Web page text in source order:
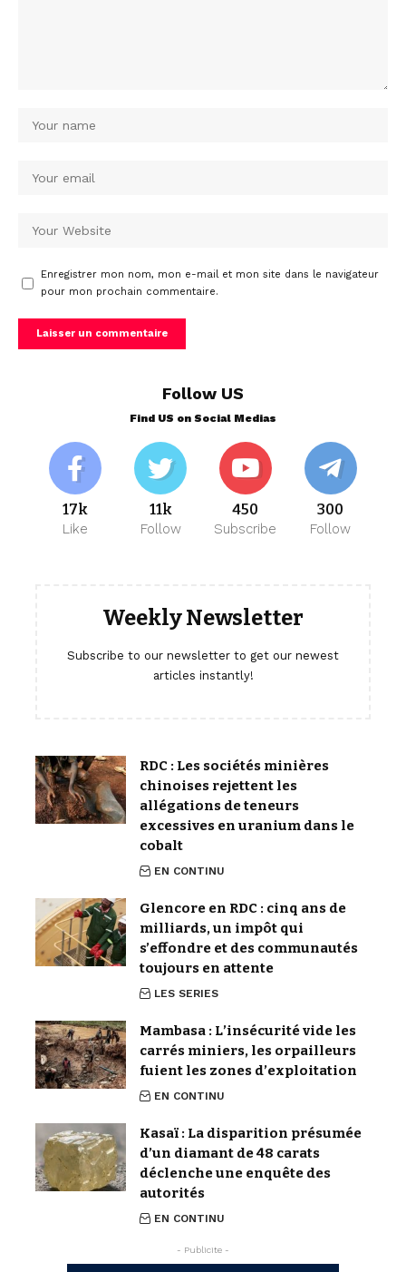
Enregistrer mon nom, mon e-mail et mon site dans le navigateur
pour mon prochain commentaire.
Follow US
Find US on Social Medias
17k
Like
11k
Follow
450
Subscribe
300
Follow
Weekly Newsletter
Subscribe to our newsletter to get our newest
articles instantly!
RDC : Les sociétés minières
chinoises rejettent les
allégations de teneurs
excessives en uranium dans le
cobalt
EN CONTINU
Glencore en RDC : cinq ans de
milliards, un impôt qui
s’effondre et des communautés
toujours en attente
LES SERIES
Mambasa : L’insécurité vide les
carrés miniers, les orpailleurs
fuient les zones d’exploitation
EN CONTINU
Kasaï : La disparition présumée
d’un diamant de 48 carats
déclenche une enquête des
autorités
EN CONTINU
- Publicite -